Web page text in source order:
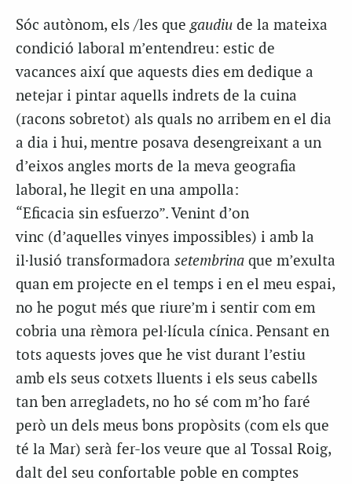
Sóc autònom, els /les quegaudiu de la mateixa
condició laboral m’entendreu: estic de
vacances així que aquests dies em dedique a
netejar i pintar aquells indrets de la cuina
(racons sobretot) als quals no arribem en el dia
a dia i hui, mentre posava desengreixant a un
d’eixos angles morts de la meva geografia
laboral, he llegit en una ampolla:
“Eficacia sin esfuerzo”. Venint d’on
vinc (d’aquelles vinyes impossibles) i amb la
il·lusió transformadora setembrina que m’exulta
quan em projecte en el temps i en el meu espai,
no he pogut més que riure’m i sentir com em
cobria una rèmora pel·lícula cínica. Pensant en
tots aquests joves que he vist durant l’estiu
amb els seus cotxets lluents i els seus cabells
tan ben arregladets, no ho sé com m’ho faré
però un dels meus bons propòsits (com els que
té la Mar) serà fer-los veure que al Tossal Roig,
dalt del seu confortable poble en comptes